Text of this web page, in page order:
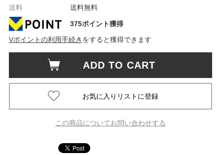
送料
送料無料
375ポイント獲得
Vポイントの利用手続き をすると獲得できます
ADD TO CART
この商品についてお問い合わせする